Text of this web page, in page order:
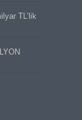
TL’lik